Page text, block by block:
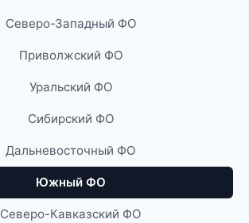
Северо-Западный ФО
Приволжский ФО
Уральский ФО
Сибирский ФО
Дальневосточный ФО
Южный ФО
Северо-Кавказский ФО